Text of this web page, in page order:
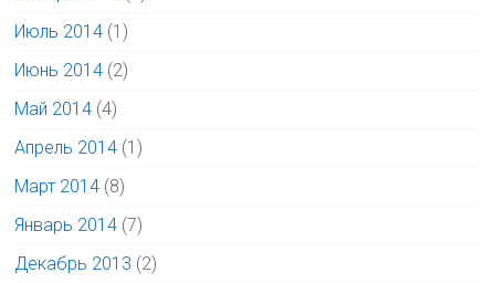
Июль 2014 (1)
Июнь 2014 (2)
Май 2014 (4)
Апрель 2014 (1)
Март 2014 (8)
Январь 2014 (7)
Декабрь 2013 (2)